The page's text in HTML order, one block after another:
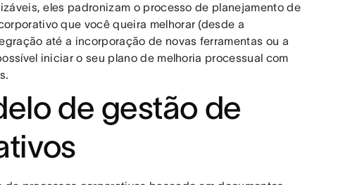
eles padronizam o processo de planejamento de
que você queira melhorar (desde a
até a incorporação de novas ferramentas ou a
iniciar o seu plano de melhoria processual com
de gestão de